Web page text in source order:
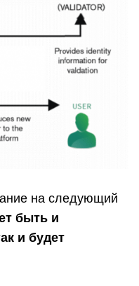
на следующий
быть и
и будет